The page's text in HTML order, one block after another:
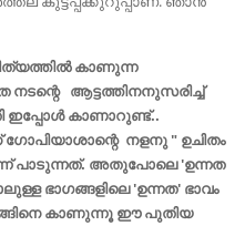
കാണുന്ന
ആട്ടത്തിനനുസരിച്ച്
ഇപ്പോൾ കാണാറുണ്ട്‌..
നളനു " ഉചിതം
പാടുന്നത്. അതുപോലെ 'ഉന്നത
ഭാഗങ്ങളിലെ 'ഉന്നത' ഭാവം
കാണുന്നൂ ഈ പുതിയ